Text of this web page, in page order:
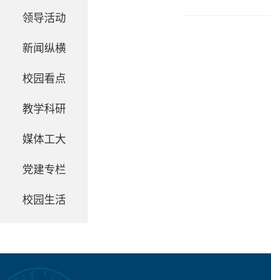
领导活动
新闻纵横
校园看点
教学科研
媒体工大
党建专栏
校园生活